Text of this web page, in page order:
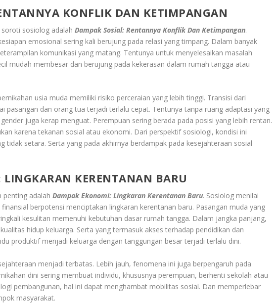
KONFLIK DAN KETIMPANGAN
soroti sosiolog adalahDampak Sosial: Rentannya Konflik Dan Ketimpangan.
emosional sering kali berujung pada relasi yang timpang. Dalam banyak
komunikasi yang matang. Tentunya untuk menyelesaikan masalah
mudah membesar dan berujung pada kekerasan dalam rumah tangga atau
usia muda memiliki risiko perceraian yang lebih tinggi. Transisi dari
pasangan dan orang tua terjadi terlalu cepat. Tentunya tanpa ruang adaptasi yang
juga kerap menguat. Perempuan sering berada pada posisi yang lebih rentan.
karena tekanan sosial atau ekonomi. Dari perspektif sosiologi, kondisi ini
tidak setara. Serta yang pada akhirnya berdampak pada kesejahteraan sosial
KERENTANAN BARU
penting adalahDampak Ekonomi: Lingkaran Kerentanan Baru. Sosiolog menilai
berpotensi menciptakan lingkaran kerentanan baru. Pasangan muda yang
kesulitan memenuhi kebutuhan dasar rumah tangga. Dalam jangka panjang,
hidup keluarga. Serta yang termasuk akses terhadap pendidikan dan
produktif menjadi keluarga dengan tanggungan besar terjadi terlalu dini.
menjadi terbatas. Lebih jauh, fenomena ini juga berpengaruh pada
dini sering membuat individu, khususnya perempuan, berhenti sekolah atau
pembangunan, hal ini dapat menghambat mobilitas sosial. Dan memperlebar
masyarakat.